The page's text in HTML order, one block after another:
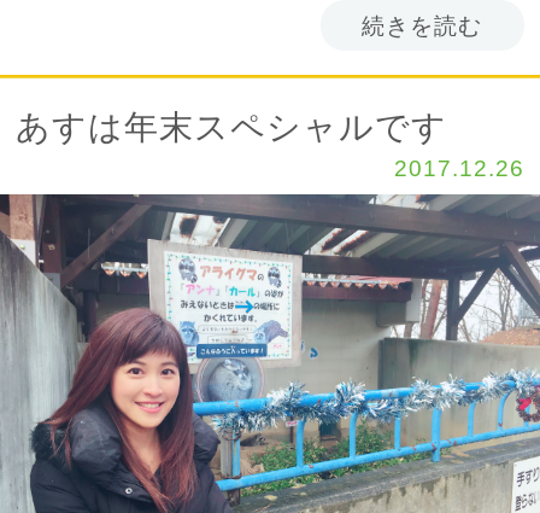
続きを読む
あすは年末スペシャルです
2017.12.26